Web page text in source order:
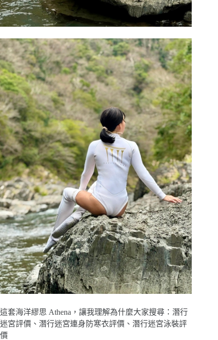
這套海洋繆思 Athena，讓我理解為什麼大家搜尋：潛行
迷宮評價、潛行迷宮連身防寒衣評價、潛行迷宮泳裝評
價